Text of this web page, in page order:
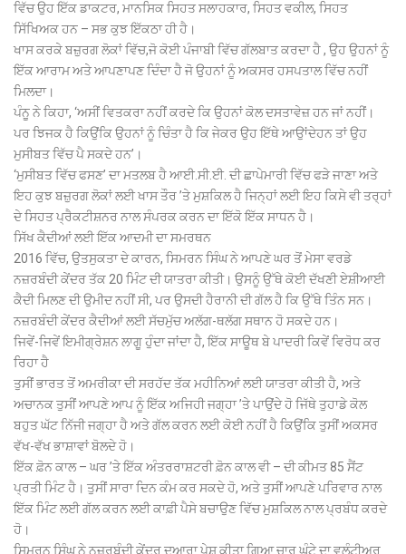
ਵਿੱਚ ਉਹ ਇੱਕ ਡਾਕਟਰ, ਮਾਨਸਿਕ ਸਿਹਤ ਸਲਾਹਕਾਰ, ਸਿਹਤ ਵਕੀਲ, ਸਿਹਤ
ਸਿੱਖਿਅਕ ਹਨ – ਸਭ ਕੁਝ ਇੱਕਠਾ ਹੀ ਹੈ।
ਖਾਸ ਕਰਕੇ ਬਜ਼ੁਰਗ ਲੋਕਾਂ ਵਿੱਚ,ਜੋ ਕੋਈ ਪੰਜਾਬੀ ਵਿੱਚ ਗੱਲਬਾਤ ਕਰਦਾ ਹੈ , ਉਹ ਉਹਨਾਂ ਨੂੰ
ਇੱਕ ਆਰਾਮ ਅਤੇ ਆਪਣਾਪਣ ਦਿੰਦਾ ਹੈ ਜੋ ਉਹਨਾਂ ਨੂੰ ਅਕਸਰ ਹਸਪਤਾਲ ਵਿੱਚ ਨਹੀਂ
ਮਿਲਦਾ।
ਪੰਨੂ ਨੇ ਕਿਹਾ, ‘ਅਸੀਂ ਵਿਤਕਰਾ ਨਹੀਂ ਕਰਦੇ ਕਿ ਉਹਨਾਂ ਕੋਲ ਦਸਤਾਵੇਜ਼ ਹਨ ਜਾਂ ਨਹੀਂ।
ਪਰ ਝਿਜਕ ਹੈ ਕਿਉਂਕਿ ਉਹਨਾਂ ਨੂੰ ਚਿੰਤਾ ਹੈ ਕਿ ਜੇਕਰ ਉਹ ਇੱਥੇ ਆਉਾਂਦੇਹਨ ਤਾਂ ਉਹ
ਮੁਸੀਬਤ ਵਿੱਚ ਪੈ ਸਕਦੇ ਹਨ’।
‘ਮੁਸੀਬਤ ਵਿੱਚ ਫਸਣ’ ਦਾ ਮਤਲਬ ਹੈ ਆਈ.ਸੀ.ਈ. ਦੀ ਛਾਪੇਮਾਰੀ ਵਿੱਚ ਫੜੇ ਜਾਣਾ ਅਤੇ
ਇਹ ਕੁਝ ਬਜ਼ੁਰਗ ਲੋਕਾਂ ਲਈ ਖਾਸ ਤੌਰ ’ਤੇ ਮੁਸ਼ਕਿਲ ਹੈ ਜਿਨ੍ਹਾਂ ਲਈ ਇਹ ਕਿਸੇ ਵੀ ਤਰ੍ਹਾਂ
ਦੇ ਸਿਹਤ ਪ੍ਰੈਕਟੀਸ਼ਨਰ ਨਾਲ ਸੰਪਰਕ ਕਰਨ ਦਾ ਇੱਕੋ ਇੱਕ ਸਾਧਨ ਹੈ।
ਸਿੱਖ ਕੈਦੀਆਂ ਲਈ ਇੱਕ ਆਦਮੀ ਦਾ ਸਮਰਥਨ
2016 ਵਿੱਚ, ਉਤਸੁਕਤਾ ਦੇ ਕਾਰਨ, ਸਿਮਰਨ ਸਿੰਘ ਨੇ ਆਪਣੇ ਘਰ ਤੋਂ ਮੇਸਾ ਵਰਡੇ
ਨਜ਼ਰਬੰਦੀ ਕੇਂਦਰ ਤੱਕ 20 ਮਿੰਟ ਦੀ ਯਾਤਰਾ ਕੀਤੀ। ਉਸਨੂੰ ਉੱਥੇ ਕੋਈ ਦੱਖਣੀ ਏਸ਼ੀਆਈ
ਕੈਦੀ ਮਿਲਣ ਦੀ ਉਮੀਦ ਨਹੀਂ ਸੀ, ਪਰ ਉਸਦੀ ਹੈਰਾਨੀ ਦੀ ਗੱਲ ਹੈ ਕਿ ਉੱਥੇ ਤਿੰਨ ਸਨ।
ਨਜ਼ਰਬੰਦੀ ਕੇਂਦਰ ਕੈਦੀਆਂ ਲਈ ਸੱਚਮੁੱਚ ਅਲੱਗ-ਥਲੱਗ ਸਥਾਨ ਹੋ ਸਕਦੇ ਹਨ।
ਜਿਵੇਂ-ਜਿਵੇਂ ਇਮੀਗ੍ਰੇਸ਼ਨ ਲਾਗੂ ਹੁੰਦਾ ਜਾਂਦਾ ਹੈ, ਇੱਕ ਸਾਊਥ ਬੇ ਪਾਦਰੀ ਕਿਵੇਂ ਵਿਰੋਧ ਕਰ
ਰਿਹਾ ਹੈ
ਤੁਸੀਂ ਭਾਰਤ ਤੋਂ ਅਮਰੀਕਾ ਦੀ ਸਰਹੱਦ ਤੱਕ ਮਹੀਨਿਆਂ ਲਈ ਯਾਤਰਾ ਕੀਤੀ ਹੈ, ਅਤੇ
ਅਚਾਨਕ ਤੁਸੀਂ ਆਪਣੇ ਆਪ ਨੂੰ ਇੱਕ ਅਜਿਹੀ ਜਗ੍ਹਾ ’ਤੇ ਪਾਉਂਦੇ ਹੋ ਜਿੱਥੇ ਤੁਹਾਡੇ ਕੋਲ
ਬਹੁਤ ਘੱਟ ਨਿੱਜੀ ਜਗ੍ਹਾ ਹੈ ਅਤੇ ਗੱਲ ਕਰਨ ਲਈ ਕੋਈ ਨਹੀਂ ਹੈ ਕਿਉਂਕਿ ਤੁਸੀਂ ਅਕਸਰ
ਵੱਖ-ਵੱਖ ਭਾਸ਼ਾਵਾਂ ਬੋਲਦੇ ਹੋ।
ਇੱਕ ਫ਼ੋਨ ਕਾਲ – ਘਰ ’ਤੇ ਇੱਕ ਅੰਤਰਰਾਸ਼ਟਰੀ ਫ਼ੋਨ ਕਾਲ ਵੀ – ਦੀ ਕੀਮਤ 85 ਸੈਂਟ
ਪ੍ਰਤੀ ਮਿੰਟ ਹੈ। ਤੁਸੀਂ ਸਾਰਾ ਦਿਨ ਕੰਮ ਕਰ ਸਕਦੇ ਹੋ, ਅਤੇ ਤੁਸੀਂ ਆਪਣੇ ਪਰਿਵਾਰ ਨਾਲ
ਇੱਕ ਮਿੰਟ ਲਈ ਗੱਲ ਕਰਨ ਲਈ ਕਾਫ਼ੀ ਪੈਸੇ ਬਚਾਉਣ ਵਿੱਚ ਮੁਸ਼ਕਿਲ ਨਾਲ ਪ੍ਰਬੰਧ ਕਰਦੇ
ਹੋ।
ਸਿਮਰਨ ਸਿੰਘ ਨੇ ਨਜ਼ਰਬੰਦੀ ਕੇਂਦਰ ਦੁਆਰਾ ਪੇਸ਼ ਕੀਤਾ ਗਿਆ ਚਾਰ ਘੰਟੇ ਦਾ ਵਲੰਟੀਅਰ